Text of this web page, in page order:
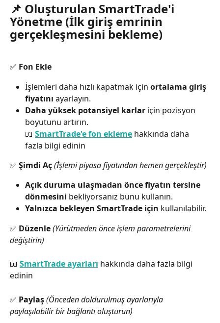
📌 Oluşturulan SmartTrade'i
Yönetme (İlk giriş emrinin
gerçekleşmesini bekleme)
✅ Fon Ekle
İşlemleri daha hızlı kapatmak için ortalama giriş
fiyatını ayarlayın.
Daha yüksek potansiyel karlar için pozisyon
boyutunu artırın.
📖 SmartTrade'e fon ekleme hakkında daha
fazla bilgi edinin
✅ Şimdi Aç(İşlemi piyasa fiyatından hemen gerçekleştir)
Açık duruma ulaşmadan önce fiyatın tersine
dönmesini bekliyorsanız bunu kullanın.
Yalnızca bekleyen SmartTrade için kullanılabilir.
✅ Düzenle(Yürütmeden önce işlem parametrelerini
değiştirin)
📖 SmartTrade ayarları hakkında daha fazla bilgi
edinin
✅ Paylaş(Önceden doldurulmuş ayarlarıyla
paylaşılabilir bir bağlantı oluşturun)